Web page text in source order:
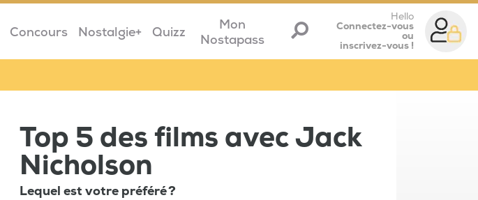
Concours Nostalgie+ Quizz
Mon
Nostapass
Hello
Connectez-vous
ou
inscrivez-vous !
Top 5 des films avec Jack
Nicholson
Lequel est votre préféré ?